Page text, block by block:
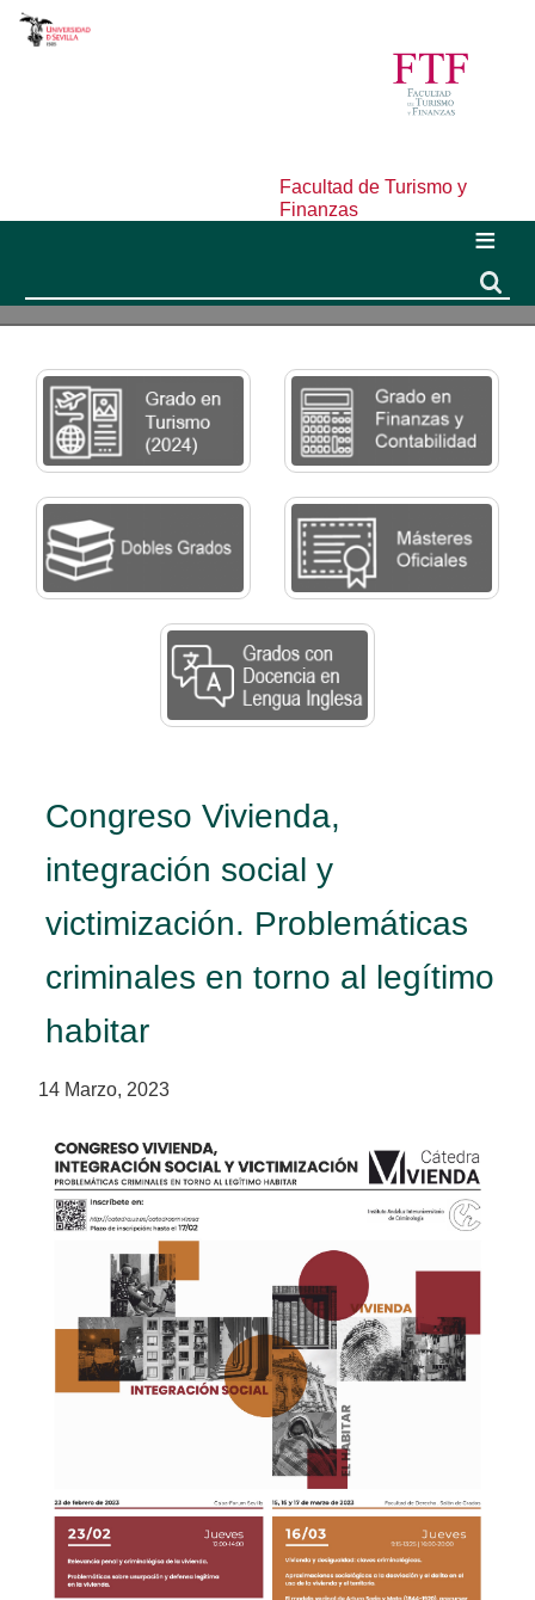
Facultad de Turismo y
Finanzas
Congreso Vivienda,
integración social y
victimización. Problemáticas
criminales en torno al legítimo
habitar
14 Marzo, 2023